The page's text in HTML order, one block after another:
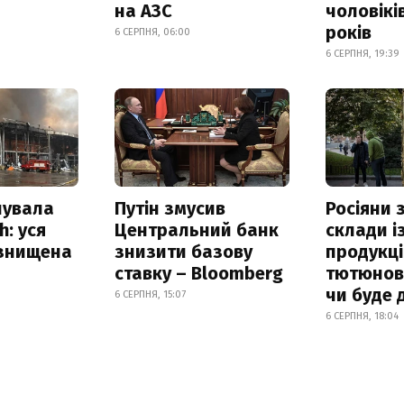
на АЗС
6 СЕРПНЯ, 06:00
років
6 СЕРПНЯ, 19:39
уся
Путін змусив
Центральний банк
знизити базову
ставку – Bloomberg
6 СЕРПНЯ, 15:07
Росіяни
склади
чи буде
6 СЕРПНЯ, 18:04